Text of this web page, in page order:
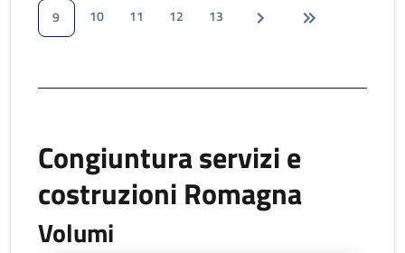
9
10 11 12 13
Congiuntura servizi e
costruzioni Romagna
Volumi